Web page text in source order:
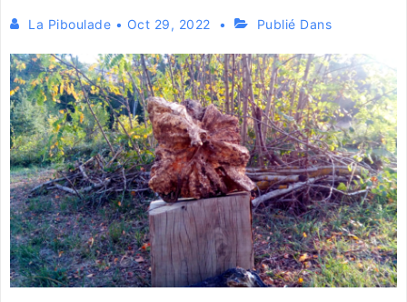
La Piboulade • Oct 29, 2022 Publié Dans